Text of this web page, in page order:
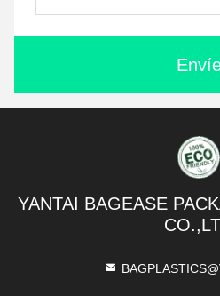
YANTAI BAGEASE